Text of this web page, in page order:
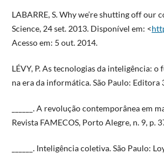
LABARRE, S. Why we’re shutting off our
Science, 24 set. 2013. Disponível em: <
Acesso em: 5 out. 2014.
LÉVY, P. As tecnologias da inteligência:
na era da informática. São Paulo: Editora
______. A revolução contemporânea em
Revista FAMECOS, Porto Alegre, n. 9, p.
______. Inteligência coletiva. São Paulo: